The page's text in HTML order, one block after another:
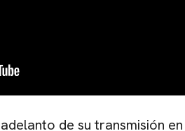
de su transmisión